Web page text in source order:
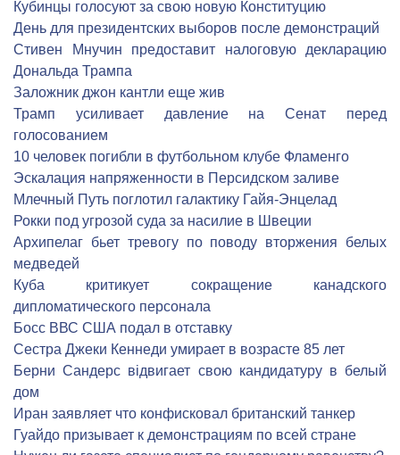
Кубинцы голосуют за свою новую Конституцию
День для президентских выборов после демонстраций
Стивен Мнучин предоставит налоговую декларацию
Дональда Трампа
Заложник джон кантли еще жив
Трамп усиливает давление на Сенат перед
голосованием
10 человек погибли в футбольном клубе Фламенго
Эскалация напряженности в Персидском заливе
Млечный Путь поглотил галактику Гайя-Энцелад
Рокки под угрозой суда за насилие в Швеции
Архипелаг бьет тревогу по поводу вторжения белых
медведей
Куба критикует сокращение канадского
дипломатического персонала
Босс ВВС США подал в отставку
Сестра Джеки Кеннеди умирает в возрасте 85 лет
Берни Сандерс відвигает свою кандидатуру в белый
дом
Иран заявляет что конфисковал британский танкер
Гуайдо призывает к демонстрациям по всей стране